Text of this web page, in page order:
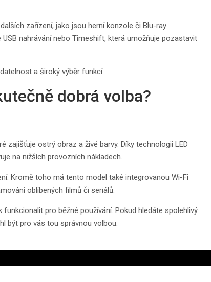
zařízení, jako jsou herní konzole či Blu-ray
nahrávání nebo Timeshift, která umožňuje pozastavit
a široký výběr funkcí.
dobrá volba?
zajišťuje ostrý obraz a živé barvy. Díky technologii LED
na nižších provozních nákladech.
Kromě toho má tento model také integrovanou Wi-Fi
oblíbených filmů či seriálů.
pro běžné používání. Pokud hledáte spolehlivý
být pro vás tou správnou volbou.